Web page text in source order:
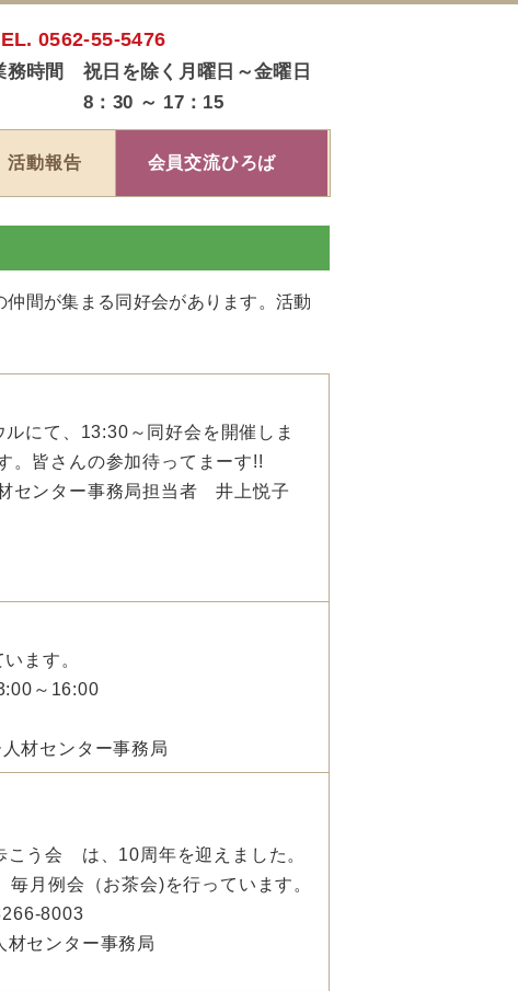
0562-55-5476
務時間 祝日を除く月曜日～金曜日
：30 ～ 17：15
活動報告 会員交流ひろば
間が集まる同好会があります。活動
～同好会を開催しま
さんの参加待ってまーす!!
ター事務局担当者 井上悦子
ます。
～16:00
材センター事務局
う会 は、10周年を迎えました。
月例会（お茶会)を行っています。
8003
材センター事務局